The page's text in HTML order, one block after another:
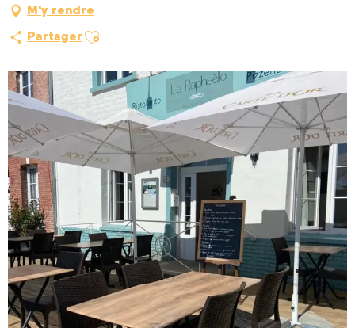
M'y rendre
Partager Ajouter aux favoris